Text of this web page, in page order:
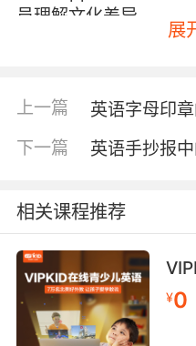
员理解文化差异。
先通过水果（apple,
动作（whip, grate
析"comfort food（安
绪，或"diet food（减
教育心理学家
得到应用，教师通过
场景，让学员在语
机）""gluten-free（无
展
上一篇 英语字母印
下一篇 英语手抄报
相关课程推荐
¥0